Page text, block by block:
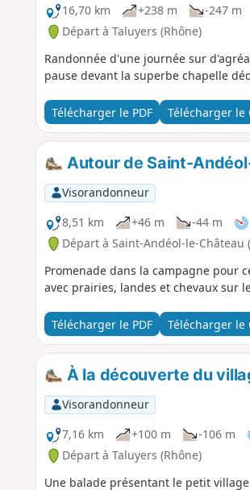
16,70 km
+238 m -247 m
Départ à Taluyers (Rhône)
Randonnée d'une journée sur
pause devant la superbe chapelle
Télécharger le PDF Télécharger le
Autour de Saint-
Visorandonneur
8,51 km
+46 m -44 m
Départ à Saint-Andéol-le-Château
Promenade dans la campagne pour
avec prairies, landes et chevaux sur
Télécharger le PDF Télécharger le
À la découverte du
Visorandonneur
7,16 km
+100 m -106 m
Départ à Taluyers (Rhône)
Une balade présentant le petit